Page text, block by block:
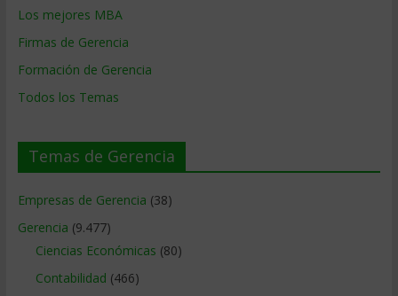
Los mejores MBA
Firmas de Gerencia
Formación de Gerencia
Todos los Temas
Temas de Gerencia
Empresas de Gerencia (38)
Gerencia (9.477)
Ciencias Económicas (80)
Contabilidad (466)